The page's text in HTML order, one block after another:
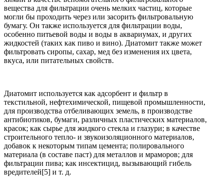
вещества для фильтрации очень мелких частиц, которые
могли бы проходить через или засорить фильтровальную
бумагу. Он также используется для фильтрации воды,
особенно питьевой воды и воды в аквариумах, и других
жидкостей (таких как пиво и вино). Диатомит также может
фильтровать сиропы, сахар, мед без изменения их цвета,
вкуса, или питательных свойств.
Диатомит используется как адсорбент и фильтр в
текстильной, нефтехимической, пищевой промышленности,
для производства отбеливающих земель, в производстве
антибиотиков, бумаги, различных пластических материалов,
красок; как сырье для жидкого стекла и глазури; в качестве
строительного тепло- и звукоизоляционного материалов,
добавок к некоторым типам цемента; полировального
материала (в составе паст) для металлов и мраморов; для
фильтрации пива; как инсектицид, вызывающий гибель
вредителей[5] и т. д.